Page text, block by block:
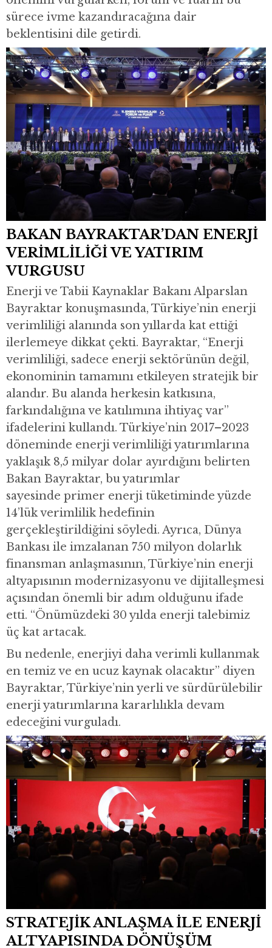
sürece ivme kazandıracağına dair
beklentisini dile getirdi.
BAKAN BAYRAKTAR’DAN ENERJİ
VERİMLİLİĞİ VE YATIRIM
VURGUSU
Enerji ve Tabii Kaynaklar Bakanı Alparslan
Bayraktar konuşmasında, Türkiye’nin enerji
verimliliği alanında son yıllarda kat ettiği
ilerlemeye dikkat çekti. Bayraktar, “Enerji
verimliliği, sadece enerji sektörünün değil,
ekonominin tamamını etkileyen stratejik bir
alandır. Bu alanda herkesin katkısına,
farkındalığına ve katılımına ihtiyaç var”
ifadelerini kullandı. Türkiye’nin 2017–2023
döneminde enerji verimliliği yatırımlarına
yaklaşık 8,5 milyar dolar ayırdığını belirten
Bakan Bayraktar, bu yatırımlar
sayesinde primer enerji tüketiminde yüzde
14’lük verimlilik hedefinin
gerçekleştirildiğini söyledi. Ayrıca, Dünya
Bankası ile imzalanan 750 milyon dolarlık
finansman anlaşmasının, Türkiye’nin enerji
altyapısının modernizasyonu ve dijitalleşmesi
açısından önemli bir adım olduğunu ifade
etti. “Önümüzdeki 30 yılda enerji talebimiz
üç kat artacak.
Bu nedenle, enerjiyi daha verimli kullanmak
en temiz ve en ucuz kaynak olacaktır” diyen
Bayraktar, Türkiye’nin yerli ve sürdürülebilir
enerji yatırımlarına kararlılıkla devam
edeceğini vurguladı.
STRATEJİK ANLAŞMA İLE ENERJİ
ALTYAPISINDA DÖNÜŞÜM